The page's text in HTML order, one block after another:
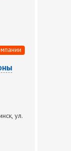
ул.